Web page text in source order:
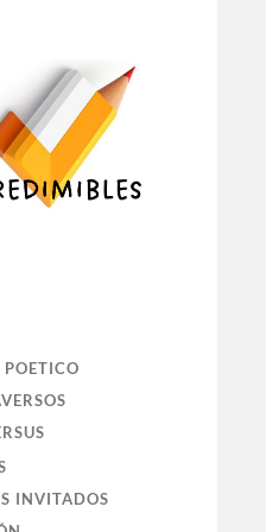
POETICO
INVITADOS